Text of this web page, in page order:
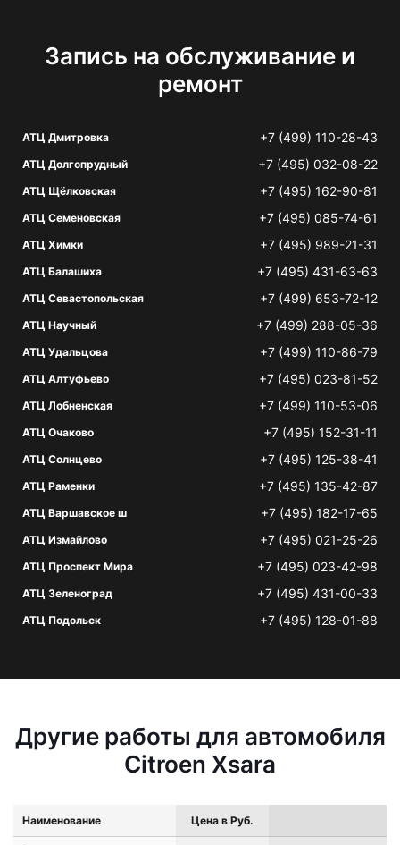
Запись на обслуживание и
ремонт
АТЦ Дмитровка +7 (499) 110-28-43
АТЦ Долгопрудный +7 (495) 032-08-22
АТЦ Щёлковская +7 (495) 162-90-81
АТЦ Семеновская +7 (495) 085-74-61
АТЦ Химки +7 (495) 989-21-31
АТЦ Балашиха +7 (495) 431-63-63
АТЦ Севастопольская +7 (499) 653-72-12
АТЦ Научный +7 (499) 288-05-36
АТЦ Удальцова +7 (499) 110-86-79
АТЦ Алтуфьево +7 (495) 023-81-52
АТЦ Лобненская +7 (499) 110-53-06
АТЦ Очаково +7 (495) 152-31-11
АТЦ Солнцево +7 (495) 125-38-41
АТЦ Раменки +7 (495) 135-42-87
АТЦ Варшавское ш +7 (495) 182-17-65
АТЦ Измайлово +7 (495) 021-25-26
АТЦ Проспект Мира +7 (495) 023-42-98
АТЦ Зеленоград +7 (495) 431-00-33
АТЦ Подольск +7 (495) 128-01-88
Другие работы для автомобиля
Citroen Xsara
Наименование Цена в Руб.